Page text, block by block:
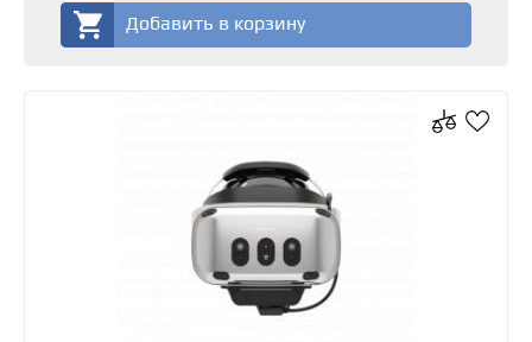
Добавить в корзину